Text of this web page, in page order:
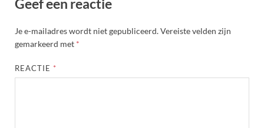
Geef een reactie
Je e-mailadres wordt niet gepubliceerd.Vereiste velden zijn
gemarkeerd met *
REACTIE *